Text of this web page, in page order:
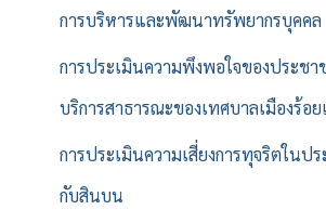
การบริหารและพัฒนาทรัพยากรบุคคล
การประเมินความพึงพอใจของประชา
บริการสาธารณะของเทศบาลเมืองร้อย
การประเมินความเสี่ยงการทุจริตในปร
กับสินบน